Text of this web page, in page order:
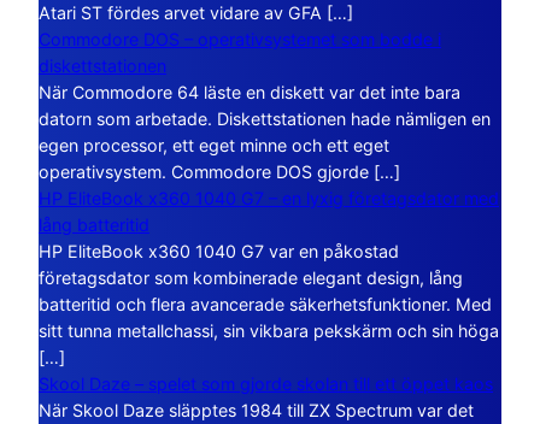
Atari ST fördes arvet vidare av GFA […]
Commodore DOS – operativsystemet som bodde i
diskettstationen
När Commodore 64 läste en diskett var det inte bara
datorn som arbetade. Diskettstationen hade nämligen en
egen processor, ett eget minne och ett eget
operativsystem. Commodore DOS gjorde […]
HP EliteBook x360 1040 G7 – en lyxig företagsdator med
lång batteritid
HP EliteBook x360 1040 G7 var en påkostad
företagsdator som kombinerade elegant design, lång
batteritid och flera avancerade säkerhetsfunktioner. Med
sitt tunna metallchassi, sin vikbara pekskärm och sin höga
[…]
Skool Daze – spelet som gjorde skolan till ett öppet kaos
När Skool Daze släpptes 1984 till ZX Spectrum var det